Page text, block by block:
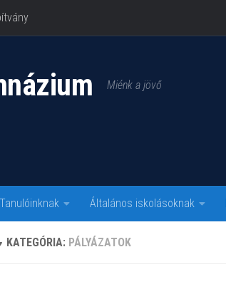
Miénk a jövő
Tanulóinknak Általános iskolásoknak
KATEGÓRIA: PÁLYÁZATOK